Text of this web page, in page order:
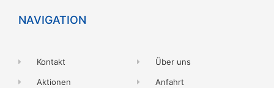
NAVIGATION
Kontakt
Aktionen
Über uns
Anfahrt